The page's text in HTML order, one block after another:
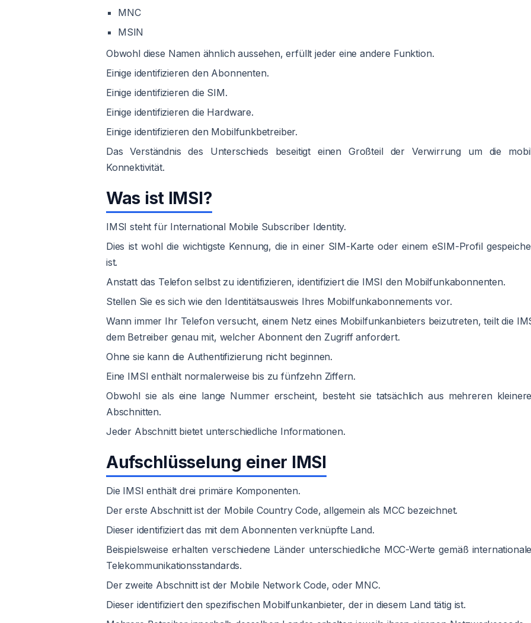
MNC
MSIN
Obwohl diese Namen ähnlich aussehen, erfüllt jeder eine andere Funktion.
Einige identifizieren den Abonnenten.
Einige identifizieren die SIM.
Einige identifizieren die Hardware.
Einige identifizieren den Mobilfunkbetreiber.
Das Verständnis des Unterschieds beseitigt einen Großteil der Verwirrung um die
Konnektivität.
Was ist IMSI?
IMSI steht für International Mobile Subscriber Identity.
Dies ist wohl die wichtigste Kennung, die in einer SIM-Karte oder einem eSIM-Profil
ist.
Anstatt das Telefon selbst zu identifizieren, identifiziert die IMSI den Mobilfunkabonnenten.
Stellen Sie es sich wie den Identitätsausweis Ihres Mobilfunkabonnements vor.
Wann immer Ihr Telefon versucht, einem Netz eines Mobilfunkanbieters beizutreten, teilt die
dem Betreiber genau mit, welcher Abonnent den Zugriff anfordert.
Ohne sie kann die Authentifizierung nicht beginnen.
Eine IMSI enthält normalerweise bis zu fünfzehn Ziffern.
Obwohl sie als eine lange Nummer erscheint, besteht sie tatsächlich aus mehreren
Abschnitten.
Jeder Abschnitt bietet unterschiedliche Informationen.
Aufschlüsselung einer IMSI
Die IMSI enthält drei primäre Komponenten.
Der erste Abschnitt ist der Mobile Country Code, allgemein als MCC bezeichnet.
Dieser identifiziert das mit dem Abonnenten verknüpfte Land.
Beispielsweise erhalten verschiedene Länder unterschiedliche MCC-Werte gemäß
Telekommunikationsstandards.
Der zweite Abschnitt ist der Mobile Network Code, oder MNC.
Dieser identifiziert den spezifischen Mobilfunkanbieter, der in diesem Land tätig ist.